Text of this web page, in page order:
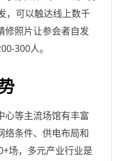
，可以触达线上数千
修照片让参会者自发
300人。
心等主流场馆有丰富
络条件、供电布局和
场，多元产业行业是